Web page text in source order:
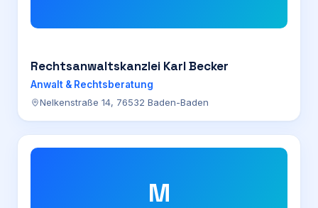
Rechtsanwaltskanzlei Karl Becker
Anwalt & Rechtsberatung
Nelkenstraße 14, 76532 Baden-Baden
M